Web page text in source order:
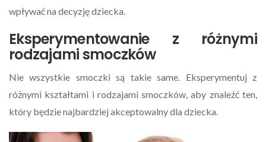
wpływać na decyzję dziecka.
Eksperymentowanie z różnymi
rodzajami smoczków
Nie wszystkie smoczki są takie same. Eksperymentuj z
różnymi kształtami i rodzajami smoczków, aby znaleźć ten,
który będzie najbardziej akceptowalny dla dziecka.